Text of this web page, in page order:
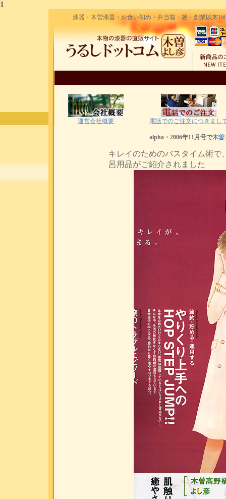
1
漆器・木曽漆器・お食い初め・弁当箱・箸・創業以来
運営会社概要 電話でのご注文につきまし
alpha・2006年11月号で木曽
キレイのためのバスタイム術で
呂用品がご紹介されました